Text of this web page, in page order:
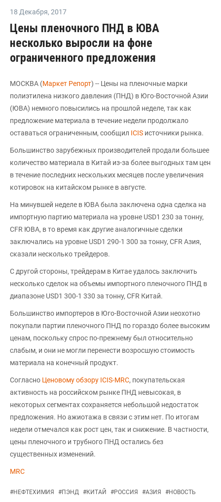
18 Декабря, 2017
Цены пленочного ПНД в ЮВА
несколько выросли на фоне
ограниченного предложения
МОСКВА (Маркет Репорт) -- Цены на пленочные марки
полиэтилена низкого давления (ПНД) в Юго-Восточной Азии
(ЮВА) немного повысились на прошлой неделе, так как
предложение материала в течение недели продолжало
оставаться ограниченным, сообщил ICIS источники рынка.
Большинство зарубежных производителей продали большее
количество материала в Китай из-за более выгодных там цен
в течение последних нескольких месяцев после увеличения
котировок на китайском рынке в августе.
На минувшей неделе в ЮВА была заключена одна сделка на
импортную партию материала на уровне USD1 230 за тонну,
CFR ЮВА, в то время как другие аналогичные сделки
заключались на уровне USD1 290-1 300 за тонну, CFR Азия,
сказали несколько трейдеров.
С другой стороны, трейдерам в Китае удалось заключить
несколько сделок на объемы импортного пленочного ПНД в
диапазоне USD1 300-1 330 за тонну, CFR Китай.
Большинство импортеров в Юго-Восточной Азии неохотно
покупали партии пленочного ПНД по гораздо более высоким
ценам, поскольку спрос по-прежнему был относительно
слабым, и они не могли перенести возросшую стоимость
материала на конечный продукт.
Согласно Ценовому обзору ICIS-MRC, покупательская
активность на российском рынке ПНД невысокая, в
некоторых сегментах сохраняется небольшой недостаток
предложения. Но ажиотажа в связи с этим нет. По итогам
недели отмечался как рост цен, так и снижение. В частности,
цены пленочного и трубного ПНД остались без
существенных изменений.
MRC
#НЕФТЕХИМИЯ #ПЭНД #КИТАЙ #РОССИЯ #АЗИЯ #НОВОСТЬ